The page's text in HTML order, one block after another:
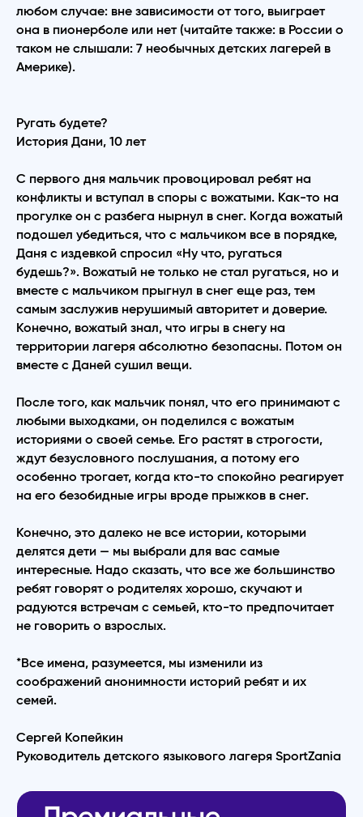
любом случае: вне зависимости от того, выиграет
она в пионерболе или нет (читайте также: в России о
таком не слышали: 7 необычных детских лагерей в
Америке).
Ругать будете?
История Дани, 10 лет
С первого дня мальчик провоцировал ребят на
конфликты и вступал в споры с вожатыми. Как-то на
прогулке он с разбега нырнул в снег. Когда вожатый
подошел убедиться, что с мальчиком все в порядке,
Даня с издевкой спросил «Ну что, ругаться
будешь?». Вожатый не только не стал ругаться, но и
вместе с мальчиком прыгнул в снег еще раз, тем
самым заслужив нерушимый авторитет и доверие.
Конечно, вожатый знал, что игры в снегу на
территории лагеря абсолютно безопасны. Потом он
вместе с Даней сушил вещи.
После того, как мальчик понял, что его принимают с
любыми выходками, он поделился с вожатым
историями о своей семье. Его растят в строгости,
ждут безусловного послушания, а потому его
особенно трогает, когда кто-то спокойно реагирует
на его безобидные игры вроде прыжков в снег.
Конечно, это далеко не все истории, которыми
делятся дети — мы выбрали для вас самые
интересные. Надо сказать, что все же большинство
ребят говорят о родителях хорошо, скучают и
радуются встречам с семьей, кто-то предпочитает
не говорить о взрослых.
*Все имена, разумеется, мы изменили из
соображений анонимности историй ребят и их
семей.
Сергей Копейкин
Руководитель детского языкового лагеря SportZania